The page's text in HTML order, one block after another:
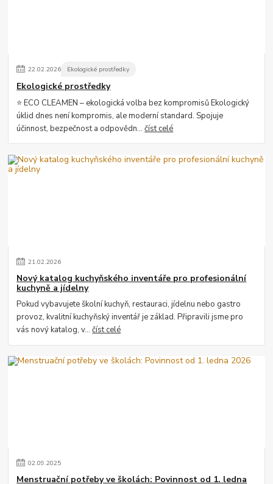
22.02.2026 Ekologické prostředky
Ekologické prostředky
⭐ ECO CLEAMEN – ekologická volba bez kompromisů Ekologický
úklid dnes není kompromis, ale moderní standard. Spojuje
účinnost, bezpečnost a odpovědn...číst celé
21.02.2026
Nový katalog kuchyňského inventáře pro profesionální
kuchyně a jídelny
Pokud vybavujete školní kuchyň, restauraci, jídelnu nebo gastro
provoz, kvalitní kuchyňský inventář je základ. Připravili jsme pro
vás nový katalog, v...číst celé
02.09.2025
Menstruační potřeby ve školách: Povinnost od 1. ledna